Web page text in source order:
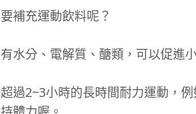
補充運動飲料呢？
水分、電解質、醣類，可以促進
過2~3小時的長時間耐力運動，